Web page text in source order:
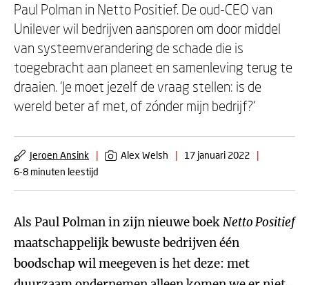
Paul Polman in Netto Positief. De oud-CEO van
Unilever wil bedrijven aansporen om door middel
van systeemverandering de schade die is
toegebracht aan planeet en samenleving terug te
draaien. ‘Je moet jezelf de vraag stellen: is de
wereld beter af met, of zónder mijn bedrijf?’
Jeroen Ansink | Alex Welsh | 17 januari 2022
|
6-8 minuten leestijd
Als Paul Polman in zijn nieuwe boekNetto Positief
maatschappelijk bewuste bedrijven één
boodschap wil meegeven is het deze: met